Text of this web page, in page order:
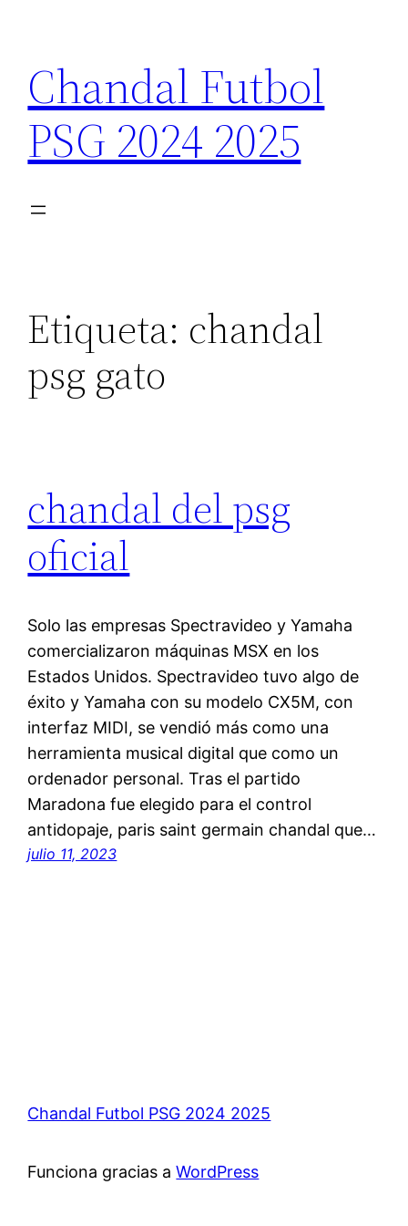
contenido
Chandal Futbol
PSG 2024 2025
Etiqueta: chandal
psg gato
chandal del psg
oficial
Solo las empresas Spectravideo y Yamaha
comercializaron máquinas MSX en los
Estados Unidos. Spectravideo tuvo algo de
éxito y Yamaha con su modelo CX5M, con
interfaz MIDI, se vendió más como una
herramienta musical digital que como un
ordenador personal. Tras el partido
Maradona fue elegido para el control
antidopaje, paris saint germain chandal que…
julio 11, 2023
Chandal Futbol PSG 2024 2025
Funciona gracias aWordPress